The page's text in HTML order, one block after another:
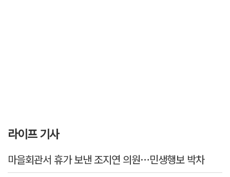
라이프 기사
마을회관서 휴가 보낸 조지연 의원…민생행보 박차